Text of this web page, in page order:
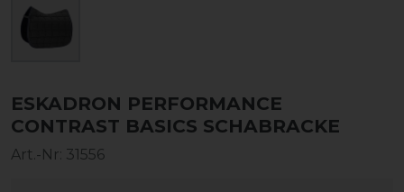
ESKADRON PERFORMANCE
CONTRAST BASICS SCHABRACKE
Art.-Nr: 31556